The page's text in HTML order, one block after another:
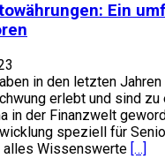
Ein
in den letzten Jahren
erlebt und sind zu
in der Finanzwelt
speziell für
alles Wissenswerte […]